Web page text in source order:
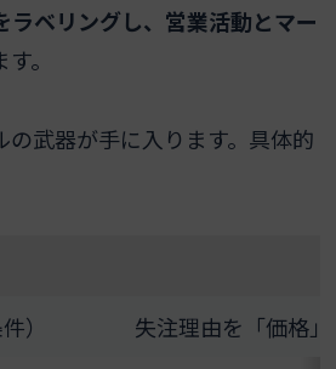
ベリングし、営業活動とマー
。
武器が手に入ります。具体的
）
失注理由を「価格